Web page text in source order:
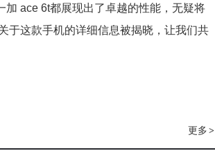
ace 6t都展现出了卓越的性能，无疑将
于这款手机的详细信息被揭晓，让我们共
更多 >